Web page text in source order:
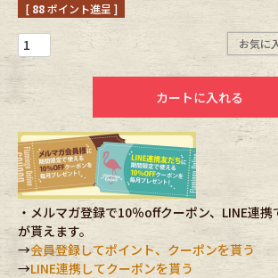
Outer
小物・アクセサリーから探
Eye Wear
Bag Stall・
Accessory Shoes
[ 88ポイント進呈 ]
お気に
カートに入れる
・メルマガ登録で10％offクーポン、LINE連
が貰えます。
→会員登録してポイント、クーポンを貰う
→LINE連携してクーポンを貰う